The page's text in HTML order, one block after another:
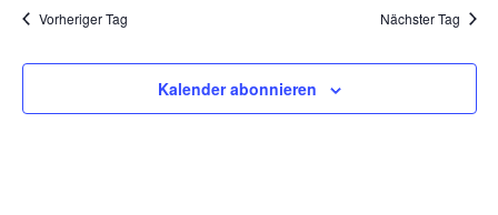
Vorheriger Tag Nächster Tag
Kalender abonnieren